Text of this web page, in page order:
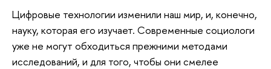
Цифровые технологии изменили наш мир, и, конечно,
науку, которая его изучает. Современные социологи
уже не могут обходиться прежними методами
исследований, и для того, чтобы они смелее